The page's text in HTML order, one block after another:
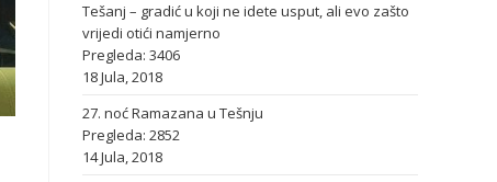
Tešanj – gradić u koji ne idete usput, ali evo zašto
vrijedi otići namjerno
Pregleda: 3406
18 Jula, 2018
27. noć Ramazana u Tešnju
Pregleda: 2852
14 Jula, 2018